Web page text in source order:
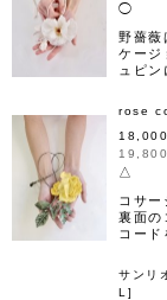
◯
野薔薇
ケージ
ュピ
rose
18,000
19,800
△
コサ
裏面の
コー
サンリ
L ]